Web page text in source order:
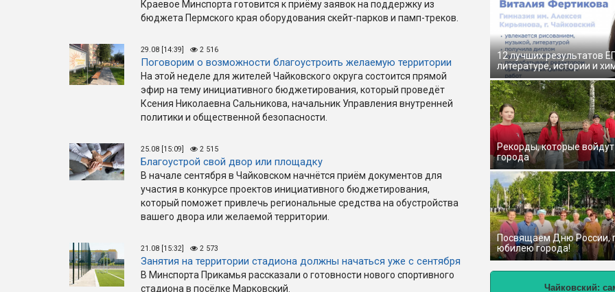
Краевое Минспорта готовится к приёму заявок на поддержку из
бюджета Пермского края оборудования скейт-парков и памп-треков.
29.08 [14:39] 2 516
Поговорим о возможности благоустроить желаемую территории
На этой неделе для жителей Чайковского округа состоится прямой
эфир на тему инициативного бюджетирования, который проведёт
Ксения Николаевна Сальникова, начальник Управления внутренней
политики и общественной безопасности.
25.08 [15:09] 2 515
Благоустрой свой двор или площадку
В начале сентября в Чайковском начнётся приём документов для
участия в конкурсе проектов инициативного бюджетирования,
который поможет привлечь региональные средства на обустройства
вашего двора или желаемой территории.
21.08 [15:32] 2 573
Занятия на территории стадиона должны начаться уже с сентября
В Минспорта Прикамья рассказали о готовности нового спортивного
стадиона в посёлке Марковский.
12 лучших результатов
литературе, истории и
Рекорды, которые
города
Посвящаем Дню России,
юбилею города!
Чайковский: